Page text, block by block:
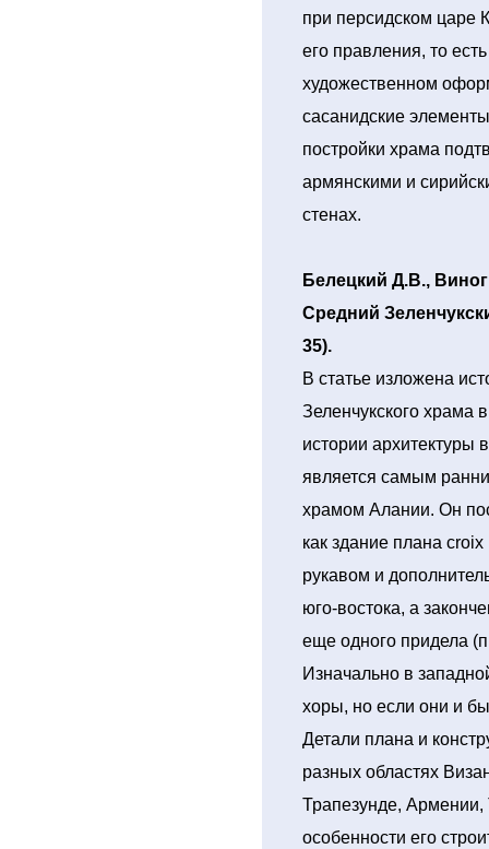
при персидском царе
его правления, то
художественном
сасанидские
постройки храма
армянскими и
стенах.
Белецкий Д.В.,
Средний
35).
В статье изложена
Зеленчукского храма
истории архитектуры
является самым
храмом Алании. Он
как здание плана
рукавом и
юго-востока, а
еще одного придела
Изначально в
хоры, но если они и
Детали плана и
разных областях
Трапезунде, Армении,
особенности его